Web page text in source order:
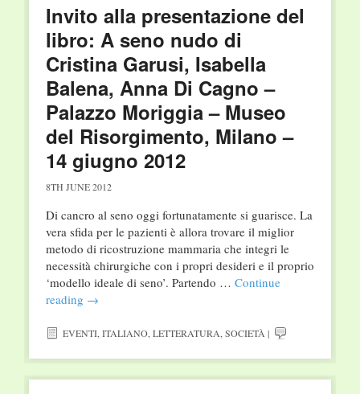
Invito alla presentazione del
libro: A seno nudo di
Cristina Garusi, Isabella
Balena, Anna Di Cagno –
Palazzo Moriggia – Museo
del Risorgimento, Milano –
14 giugno 2012
8TH JUNE 2012
Di cancro al seno oggi fortunatamente si guarisce. La
vera sfida per le pazienti è allora trovare il miglior
metodo di ricostruzione mammaria che integri le
necessità chirurgiche con i propri desideri e il proprio
‘modello ideale di seno’. Partendo … Continue
reading →
EVENTI, ITALIANO, LETTERATURA SOCIETÀ |